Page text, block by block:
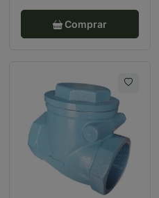
Comprar